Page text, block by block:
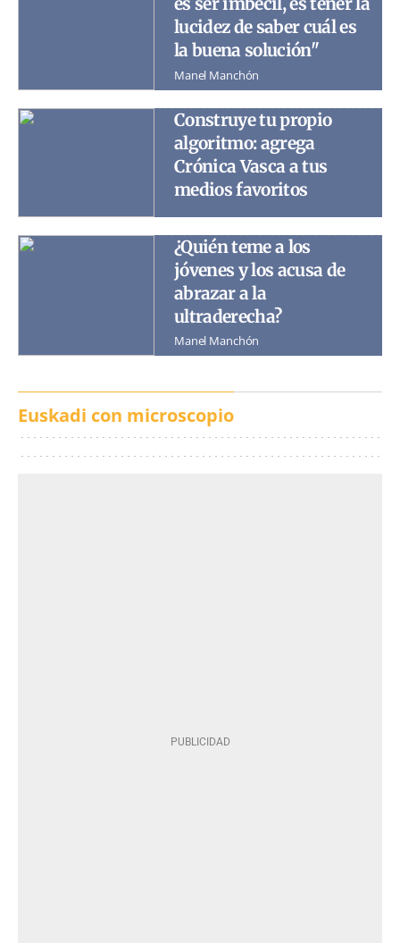
lucidez de saber cuál es
la buena solución"
Manel Manchón
Construye tu propio
algoritmo: agrega
Crónica Vasca a tus
medios favoritos
¿Quién teme a los
jóvenes y los acusa de
abrazar a la
ultraderecha?
Manel Manchón
Euskadi con microscopio